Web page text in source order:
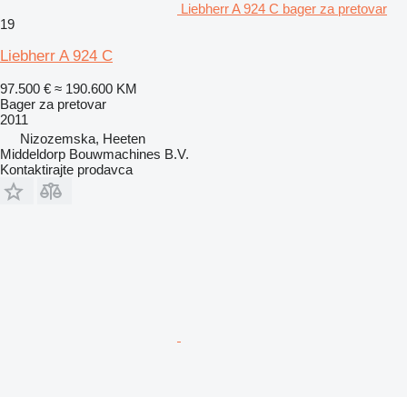
Liebherr A 924 C bager za pretovar
19
Liebherr A 924 C
97.500 € ≈ 190.600 KM
Bager za pretovar
2011
Nizozemska, Heeten
Middeldorp Bouwmachines B.V.
Kontaktirajte prodavca